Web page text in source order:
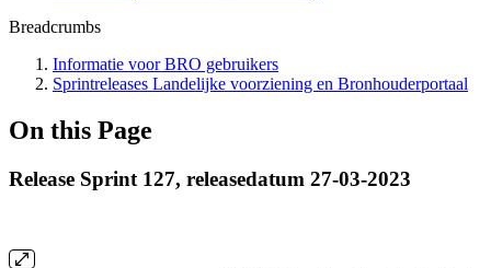
Breadcrumbs
Informatie voor BRO gebruikers
Sprintreleases Landelijke voorziening en Bronhouderportaal
On this Page
Release Sprint 127, releasedatum 27-03-2023